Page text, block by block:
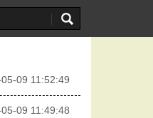
09 11:52:49
09 11:49:48